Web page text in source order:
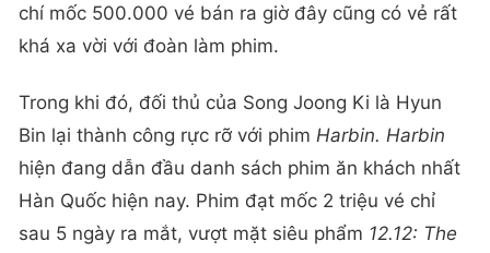
chí mốc 500.000 vé bán ra giờ đây cũng có vẻ rất
khá xa vời với đoàn làm phim.
Trong khi đó, đối thủ của Song Joong Ki là Hyun
Bin lại thành công rực rỡ với phim Harbin. Harbin
hiện đang dẫn đầu danh sách phim ăn khách nhất
Hàn Quốc hiện nay. Phim đạt mốc 2 triệu vé chỉ
sau 5 ngày ra mắt, vượt mặt siêu phẩm 12.12: The